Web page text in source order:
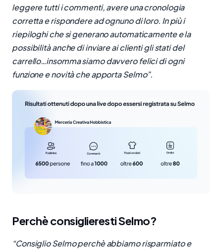
leggere tutti i commenti, avere una cronologia
corretta e rispondere ad ognuno di loro. In più i
riepiloghi che si generano automaticamente e la
possibilità anche di inviare ai clienti gli stati del
carrello…insomma siamo davvero felici di ogni
funzione e novità che apporta Selmo”.
Perchè consiglieresti Selmo?
“Consiglio Selmo perchè abbiamo risparmiato e